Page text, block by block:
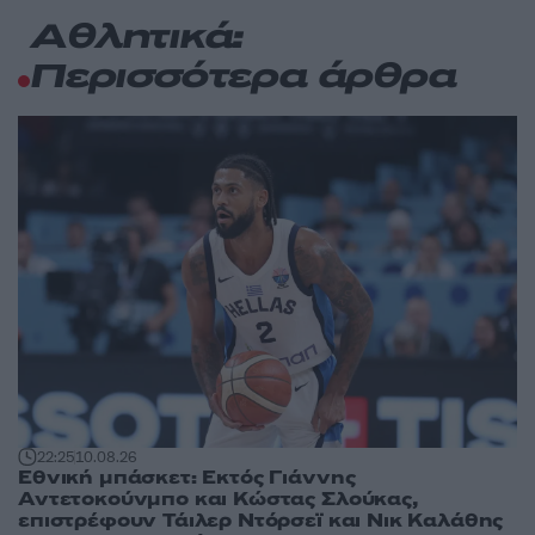
Αθλητικά:
Περισσότερα άρθρα
22:2510.08.26
Εθνική μπάσκετ: Εκτός Γιάννης
Αντετοκούνμπο και Κώστας Σλούκας,
επιστρέφουν Τάιλερ Ντόρσεϊ και Νικ Καλάθης